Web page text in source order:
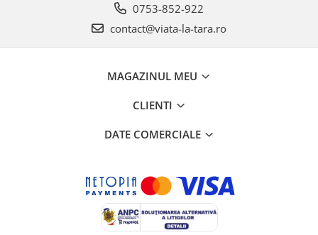
0753-852-922
contact@viata-la-tara.ro
MAGAZINUL MEU
CLIENTI
DATE COMERCIALE